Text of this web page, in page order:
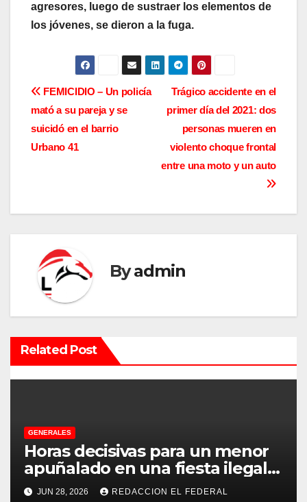
agresores, luego de sustraer los elementos de
los jóvenes, se dieron a la fuga.
N
a
v
g
c
ó
n
d
e
n
t
Trágico accidente en el
primer día del 2021: dos
personas mueren en
violento choque frontal
entre una moto y un auto
FEMICIDIO – Un policía
mató a su pareja y se
suicidó en el barrio
Urbano 41
Byadmin
Related Post
GENERALES
Horas decisivas para un menor
apuñalado en una fiesta ilegal
con más de 500 asistentes en
JUN 28, 2026 REDACCION EL FEDERAL